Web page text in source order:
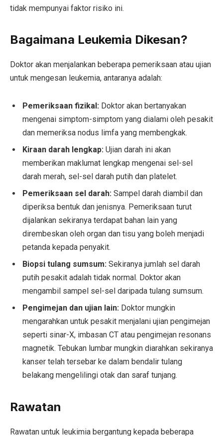
tidak mempunyai faktor risiko ini.
Bagaimana Leukemia Dikesan?
Doktor akan menjalankan beberapa pemeriksaan atau ujian
untuk mengesan leukemia, antaranya adalah:
Pemeriksaan fizikal: Doktor akan bertanyakan
mengenai simptom-simptom yang dialami oleh pesakit
dan memeriksa nodus limfa yang membengkak.
Kiraan darah lengkap: Ujian darah ini akan
memberikan maklumat lengkap mengenai sel-sel
darah merah, sel-sel darah putih dan platelet.
Pemeriksaan sel darah: Sampel darah diambil dan
diperiksa bentuk dan jenisnya. Pemeriksaan turut
dijalankan sekiranya terdapat bahan lain yang
dirembeskan oleh organ dan tisu yang boleh menjadi
petanda kepada penyakit.
Biopsi tulang sumsum: Sekiranya jumlah sel darah
putih pesakit adalah tidak normal. Doktor akan
mengambil sampel sel-sel daripada tulang sumsum.
Pengimejan dan ujian lain: Doktor mungkin
mengarahkan untuk pesakit menjalani ujian pengimejan
seperti sinar-X, imbasan CT atau pengimejan resonans
magnetik. Tebukan lumbar mungkin diarahkan sekiranya
kanser telah tersebar ke dalam bendalir tulang
belakang mengelilingi otak dan saraf tunjang.
Rawatan
Rawatan untuk leukimia bergantung kepada beberapa